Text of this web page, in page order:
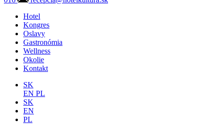
Hotel
Kongres
Oslavy
Gastronómia
Wellness
Okolie
Kontakt
SK
EN PL
SK
EN
PL